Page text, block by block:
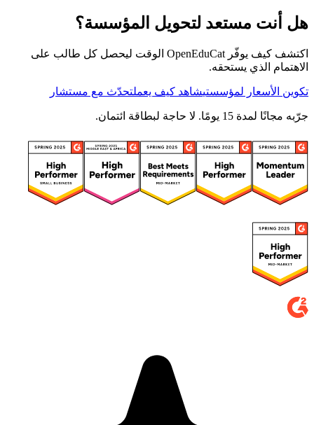
هل أنت مستعد لتحويل المؤسسة؟
اكتشف كيف يوفّر OpenEduCat الوقت ليحصل كل طالب على
الاهتمام الذي يستحقه.
تكوين الأسعار لمؤسستيشاهد كيف يعملتحدّث مع مستشار
جرّبه مجانًا لمدة 15 يومًا. لا حاجة لبطاقة ائتمان.